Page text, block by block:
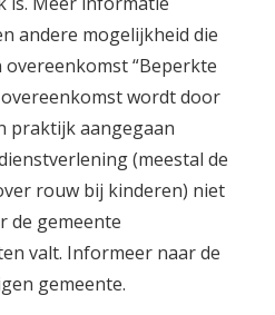
andere mogelijkheid die
“Beperkte
wordt door
praktijk aangegaan
(meestal de
rouw bij kinderen) niet
de gemeente
valt. Informeer naar de
gemeente.